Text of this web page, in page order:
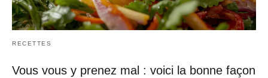
RECETTES
Vous vous y prenez mal : voici la bonne façon